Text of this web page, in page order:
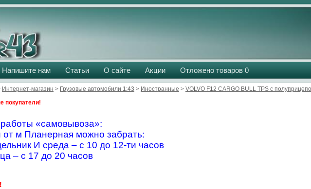
Напишите нам Статьи О сайте Акции Отложено товаров 0
Интернет-магазин > Грузовые автомобили 1:43 > Иностранные > VOLVO F12 CARGO BULL TPS c
покупатели!
«самовывоза»:
от м Планерная можно забрать:
И среда – с 10 до 12-ти часов
– с 17 до 20 часов